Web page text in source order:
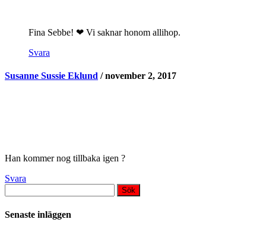
Fina Sebbe! ❤ Vi saknar honom allihop.
Svara
Susanne Sussie Eklund / november 2, 2017
Han kommer nog tillbaka igen ?
Svara
efter:
Senaste inläggen